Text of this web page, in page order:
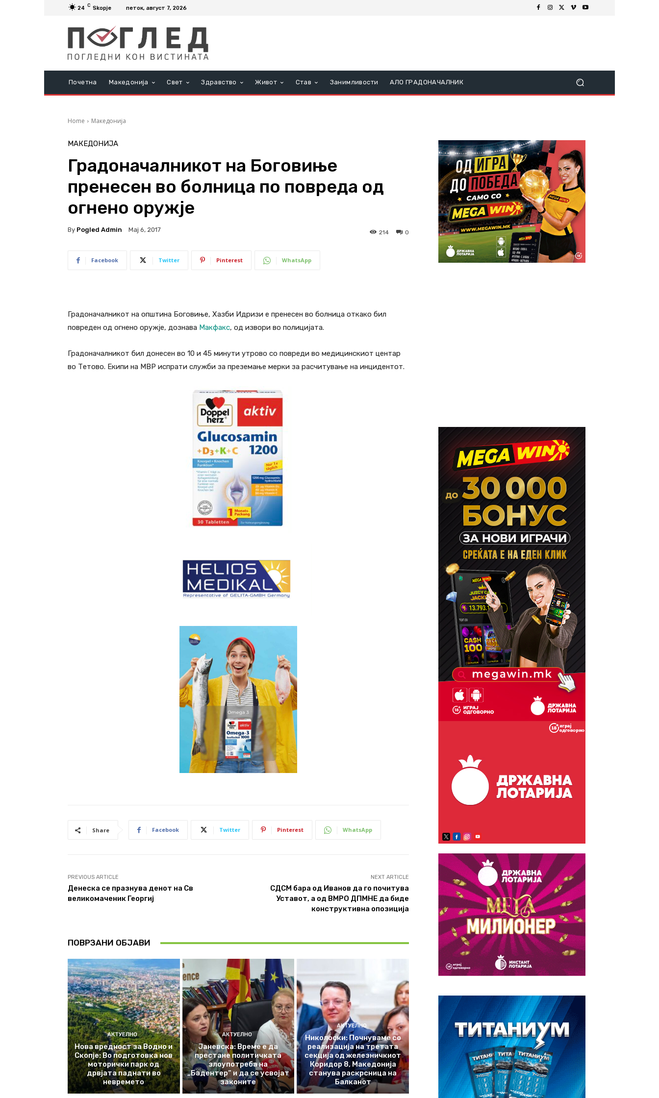
24 C Skopje петок, август 7, 2026
Почетна Македонија Свет Здравство Живот Став Занимливости АЛО ГРАДОНАЧАЛНИК
Home Македонија
МАКЕДОНИЈА
Градоначалникот на Боговиње
пренесен во болница по повреда од
огнено оружје
By Pogled Admin Мај 6, 2017 0
214
Facebook Twitter Pinterest WhatsApp
Градоначалникот на општина Боговиње, Хазби Идризи е пренесен во болница откако бил
повреден од огнено оружје, дознава Макфакс, од извори во полицијата.
Градоначалникот бил донесен во 10 и 45 минути утрово со повреди во медицинскиот центар
во Тетово. Екипи на МВР испрати служби за преземање мерки за расчитување на инцидентот.
Share Facebook Twitter Pinterest WhatsApp
PREVIOUS ARTICLE
Денеска се празнува денот на Св
великомаченик Георгиј
NEXT ARTICLE
СДСМ бара од Иванов да го почитува
Уставот, а од ВМРО ДПМНЕ да биде
конструктивна опозиција
ПОВРЗАНИ ОБЈАВИ
АКТУЕЛНО
Нова вредност за Водно и
Скопје: Во подготовка нов
моторички парк од
дрвјата паднати во
невремето
АКТУЕЛНО
Јаневска: Време е да
престане политичката
злоупотреба на
„Бадентер“ и да се усвојат
законите
АКТУЕЛНО
Николоски: Почнуваме со
реализација на третата
секција од железничкиот
Коридор 8, Македонија
станува раскрсница на
Балканот